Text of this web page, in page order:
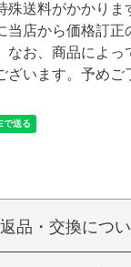
殊送料がかかりま
当店から価格訂正
なお、商品によっ
ざいます。予めご
返品・交換につ